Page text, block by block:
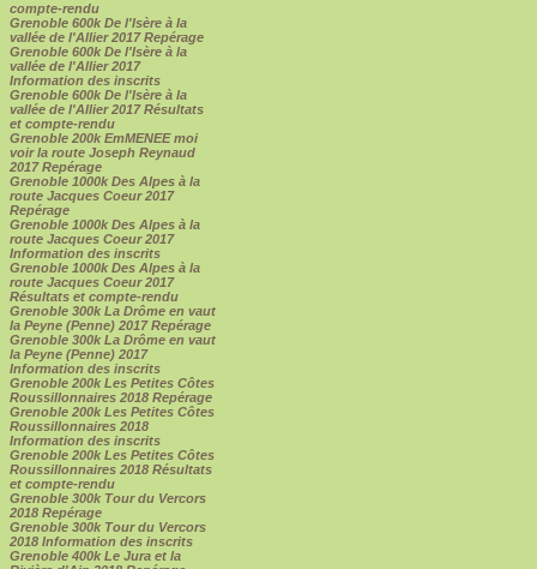
compte-rendu
Grenoble 600k De l'Isère à la
vallée de l'Allier 2017 Repérage
Grenoble 600k De l'Isère à la
vallée de l'Allier 2017
Information des inscrits
Grenoble 600k De l'Isère à la
vallée de l'Allier 2017 Résultats
et compte-rendu
Grenoble 200k EmMENEE moi
voir la route Joseph Reynaud
2017 Repérage
Grenoble 1000k Des Alpes à la
route Jacques Coeur 2017
Repérage
Grenoble 1000k Des Alpes à la
route Jacques Coeur 2017
Information des inscrits
Grenoble 1000k Des Alpes à la
route Jacques Coeur 2017
Résultats et compte-rendu
Grenoble 300k La Drôme en vaut
la Peyne (Penne) 2017 Repérage
Grenoble 300k La Drôme en vaut
la Peyne (Penne) 2017
Information des inscrits
Grenoble 200k Les Petites Côtes
Roussillonnaires 2018 Repérage
Grenoble 200k Les Petites Côtes
Roussillonnaires 2018
Information des inscrits
Grenoble 200k Les Petites Côtes
Roussillonnaires 2018 Résultats
et compte-rendu
Grenoble 300k Tour du Vercors
2018 Repérage
Grenoble 300k Tour du Vercors
2018 Information des inscrits
Grenoble 400k Le Jura et la